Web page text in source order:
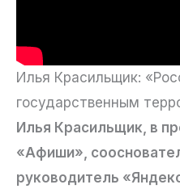
Илья Красильщик:
государственным
Илья Красильщик, в
«Афиши»,
руководитель